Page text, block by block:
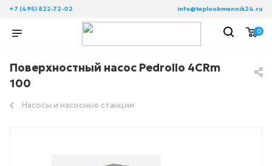
+7 (495) 822-72-02 info@teploobmennik24.ru
0
Поверхностный насос Pedrollo 4CRm
100
Насосы и насосные станции